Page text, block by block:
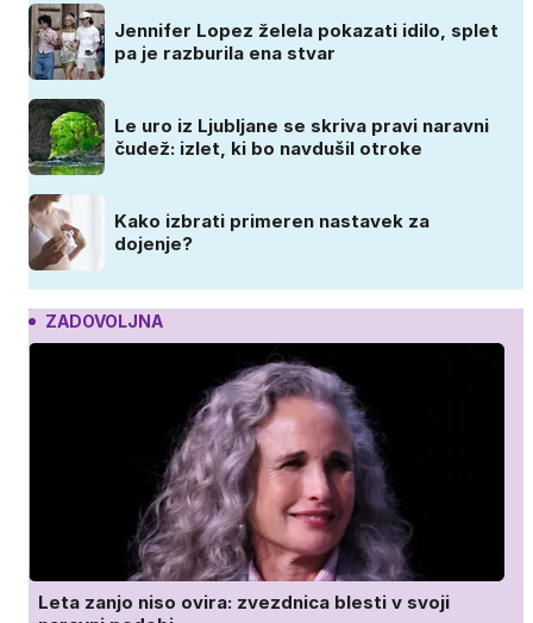
Jennifer Lopez želela pokazati idilo, splet
pa je razburila ena stvar
Le uro iz Ljubljane se skriva pravi naravni
čudež: izlet, ki bo navdušil otroke
Kako izbrati primeren nastavek za
dojenje?
ZADOVOLJNA
Leta zanjo niso ovira: zvezdnica blesti v svoji